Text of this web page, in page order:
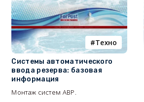
Tехно
Системы автоматического
ввода резерва: базовая
информация
Монтаж систем АВР.